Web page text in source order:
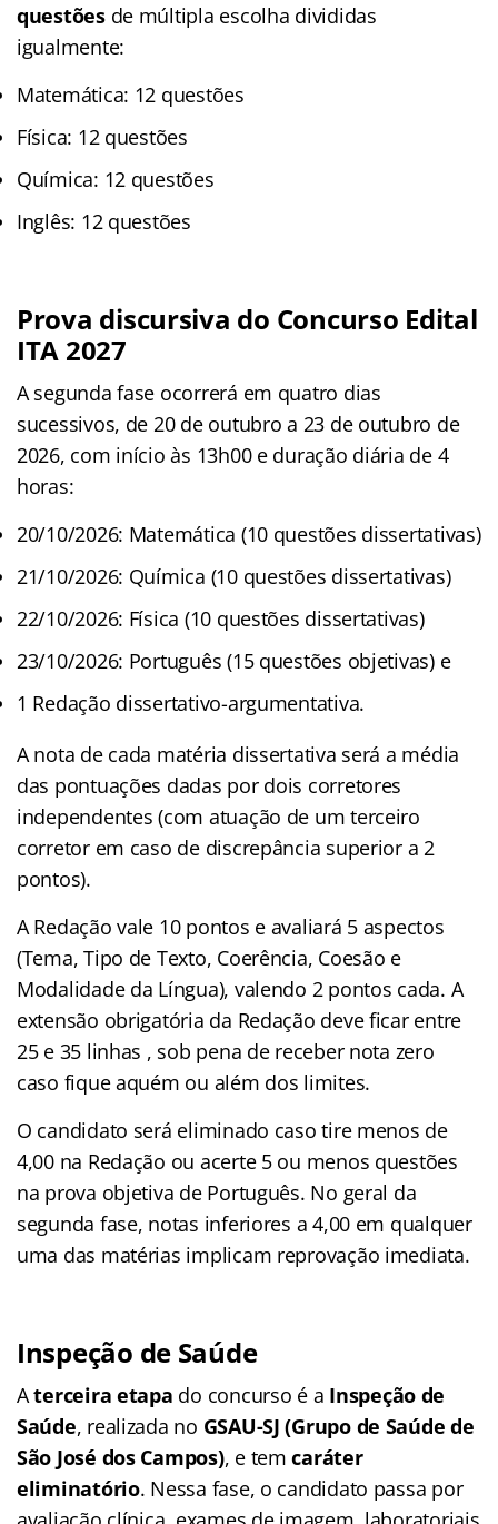
questõesde múltipla escolha divididas
igualmente:
Matemática: 12 questões
Física: 12 questões
Química: 12 questões
Inglês: 12 questões
Prova discursiva do Concurso Edital
ITA 2027
A segunda fase ocorrerá em quatro dias
sucessivos, de 20 de outubro a 23 de outubro de
2026, com início às 13h00 e duração diária de 4
horas:
20/10/2026: Matemática (10 questões dissertativas)
21/10/2026: Química (10 questões dissertativas)
22/10/2026: Física (10 questões dissertativas)
23/10/2026: Português (15 questões objetivas) e
1 Redação dissertativo-argumentativa.
A nota de cada matéria dissertativa será a média
das pontuações dadas por dois corretores
independentes (com atuação de um terceiro
corretor em caso de discrepância superior a 2
pontos).
A Redação vale 10 pontos e avaliará 5 aspectos
(Tema, Tipo de Texto, Coerência, Coesão e
Modalidade da Língua), valendo 2 pontos cada. A
extensão obrigatória da Redação deve ficar entre
25 e 35 linhas , sob pena de receber nota zero
caso fique aquém ou além dos limites.
O candidato será eliminado caso tire menos de
4,00 na Redação ou acerte 5 ou menos questões
na prova objetiva de Português. No geral da
segunda fase, notas inferiores a 4,00 em qualquer
uma das matérias implicam reprovação imediata.
Inspeção de Saúde
Aterceira etapa do concurso é a Inspeção de
Saúde, realizada no GSAU-SJ (Grupo de Saúde de
São José dos Campos), e temcaráter
eliminatório. Nessa fase, o candidato passa por